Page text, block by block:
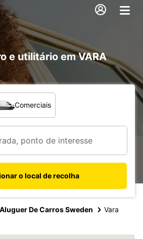
e utilitário em VARA
pretende?
Comerciais
o local de recolha
Aluguer De Carros Sweden Vara